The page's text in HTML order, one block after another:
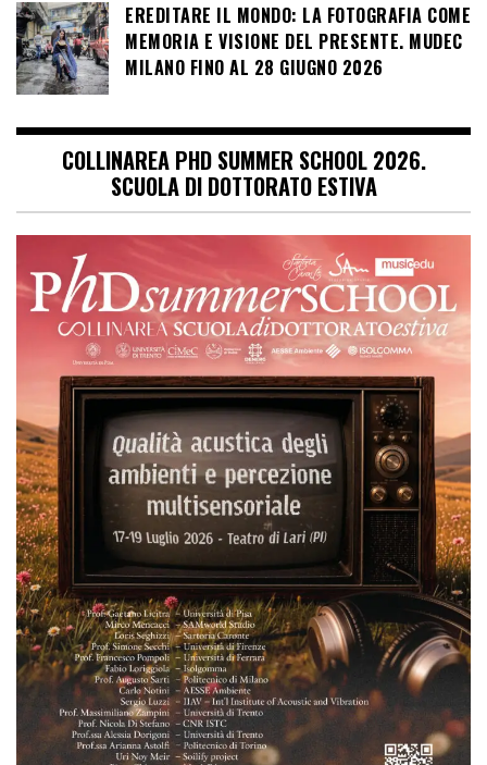
EREDITARE IL MONDO: LA FOTOGRAFIA COME
MEMORIA E VISIONE DEL PRESENTE. MUDEC
MILANO FINO AL 28 GIUGNO 2026
COLLINAREA PHD SUMMER SCHOOL 2026.
SCUOLA DI DOTTORATO ESTIVA